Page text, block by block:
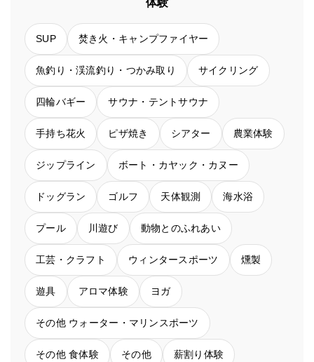
SUP 焚き火・キャンプファイヤー
魚釣り・渓流釣り・つかみ取り サイクリング
四輪バギー サウナ・テントサウナ
手持ち花火 ピザ焼き シアター 農業体験
ジップライン ボート・カヤック・カヌー
ドッグラン ゴルフ 天体観測 海水浴
プール 川遊び 動物とのふれあい
工芸・クラフト ウィンタースポーツ 燻製
遊具 アロマ体験 ヨガ
その他 ウォーター・マリンスポーツ
その他 食体験 その他 薪割り体験